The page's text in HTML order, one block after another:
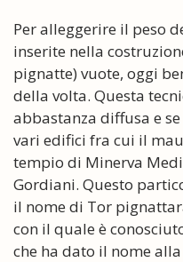
Per alleggerire il peso
inserite nella
pignatte) vuote, oggi
della volta. Questa
abbastanza diffusa e
vari edifici fra cui il
tempio di Minerva
Gordiani. Questo
il nome di Tor
con il quale è
che ha dato il nome